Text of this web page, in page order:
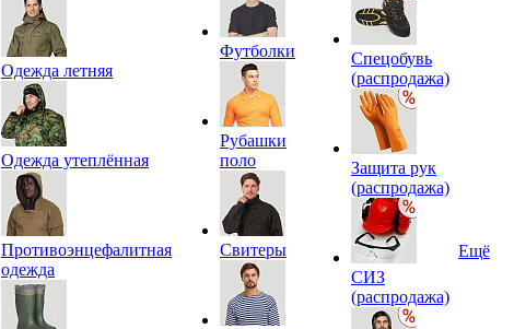
Одежда летняя
Одежда утеплённая
Противоэнцефалитная
одежда
Футболки
Рубашки
поло
Свитеры
Спецобувь
(распродажа)
Защита рук
(распродажа)
СИЗ
(распродажа)
Ещё